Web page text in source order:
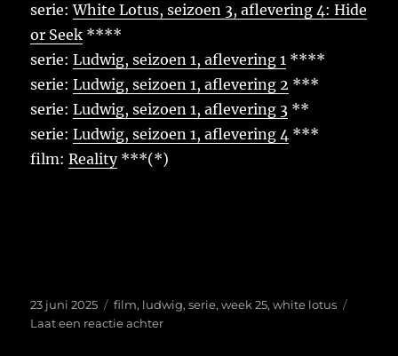
serie:White Lotus, seizoen 3, aflevering 4: Hide
or Seek ****
serie:Ludwig, seizoen 1, aflevering 1 ****
serie:Ludwig, seizoen 1, aflevering 2 ***
serie:Ludwig, seizoen 1, aflevering 3 **
serie:Ludwig, seizoen 1, aflevering 4 ***
film:Reality***(*)
Geplaatst
op
23 juni 2025 Tags
film, ludwig,serie,week 25,white lotus
Laat een reactie achterop